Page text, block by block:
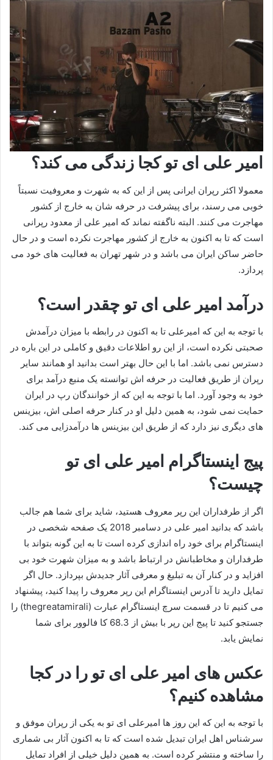
امیر علی ای تو کجا زندگی می کند؟
معمولا اکثر رپران ایرانی پس از این که به شهرت و معروفیت نسبتاً
خوبی می رسند، برای پیشرفت در حرفه شان به خارج از کشور
مهاجرت می‌ کنند. البته ناگفته نماند که امیر علی از معدود رپرانی
است که تا به اکنون به خارج از کشور مهاجرت نکرده است و در حال
حاضر ساکن ایران می باشد و در شهر تهران به فعالیت‌ های خود می‌
پردازد.
درآمد امیر علی ای تو چقدر است؟
با توجه به این که امیرعلی تا به اکنون در رابطه با میزان درآمدش
صحبتی نکرده است، از این رو اطلاعات دقیق و کاملی در این باره در
دسترس نمی باشد. اما با این حال بهتر است بدانید او همانند سایر
رپران از طریق فعالیت در حرفه اش توانسته یک منبع درآمد برای
خود به وجود آورد. اما با توجه به این که از خوانندگان رپ در ایران
حمایت نمی شود، به همین دلیل او در کنار حرفه اصلی اش، بیزینس
های دیگری نیز دارد که از طریق این بیزینس ها درآمدزایی می‌ کند.
پیج اینستاگرام امیر علی ای تو
چیست؟
اگر از طرفداران این رپر معروف هستید، شاید برای شما هم جالب
باشد که بدانید امیر علی در دسامبر 2018 یک صفحه شخصی در
اینستاگرام برای خود راه اندازی کرده است تا به این گونه بتواند با
طرفداران و مخاطبانش در ارتباط باشد و به میزان شهرت خود بی
افزاید و در کنار آن به تبلیغ و معرفی آثار جدیدش بپردازد. حال اگر
تمایل دارید تا آدرس اینستاگرام این رپر معروف را پیدا کنید، پیشنهاد
می کنیم تا در قسمت سرچ اینستاگرام عبارت (thegreatamirali) را
جستجو کنید تا پیج این رپر با بیش از 68.3 کا فالوور برای شما
نمایش یابد.
عکس های امیر علی ای تو را در کجا
مشاهده کنیم؟
با توجه به این که این روز ها امیرعلی ای تو به یکی از رپران موفق و
سرشناس اهل ایران تبدیل شده است که تا به اکنون آثار بی شماری
را ساخته و منتشر کرده است. به همین دلیل خیلی از افراد تمایل